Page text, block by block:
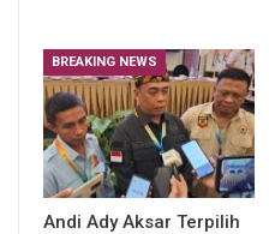
BREAKING NEWS
Andi Ady Aksar Terpilih